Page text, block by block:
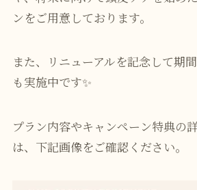
ンをご用意しております。
また、リニューアルを記念して期
も実施中です✨
プラン内容やキャンペーン特典の
は、下記画像をご確認ください。